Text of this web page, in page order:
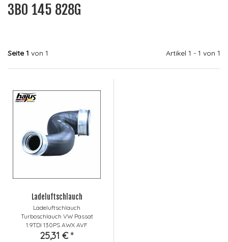
3B0 145 828G
Seite 1 von 1 Artikel 1 - 1 von 1
Ladeluftschlauch
Ladeluftschlauch
Turboschlauch VW Passat
1.9TDI 130PS AWX AVF
25,31 € *